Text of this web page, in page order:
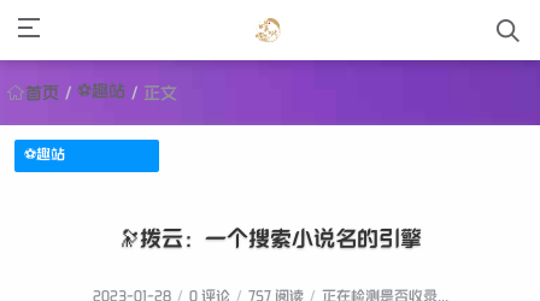
首页 / ⚽趣站 / 正文
⚽趣站
🔭拨云：一个搜索小说名的引擎
2023-01-28 / 0 评论 / 757 阅读 / 正在检测是否收录...